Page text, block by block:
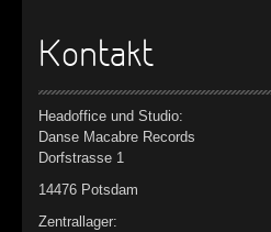
Kontakt
Headoffice und Studio:
Danse Macabre Records
Dorfstrasse 1
14476 Potsdam
Zentrallager: